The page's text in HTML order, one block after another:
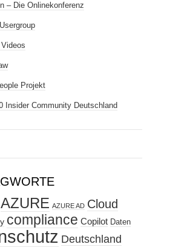
– Die Onlinekonferenz
Projekt
Insider Community Deutschland
AZURE AZURE AD Cloud
compliance Copilot Daten
Deutschland